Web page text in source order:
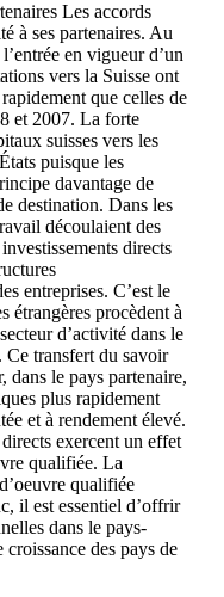
Les accords
à ses partenaires. Au
en vigueur d’un
vers la Suisse ont
que celles de
et 2007. La forte
suisses vers les
puisque les
davantage de
destination. Dans les
découlaient des
directs
entreprises. C’est le
étrangères procèdent à
d’activité dans le
Ce transfert du savoir
dans le pays partenaire,
plus rapidement
et à rendement élevé.
exercent un effet
qualifiée. La
qualifiée
il est essentiel d’offrir
dans le pays-
des pays de